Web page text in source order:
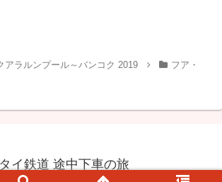
アラルンプール～バンコク 2019
フア・
タイ鉄道 途中下車の旅